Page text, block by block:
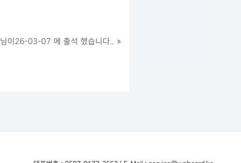
님이26-03-07 에 출석 했습니다.. »